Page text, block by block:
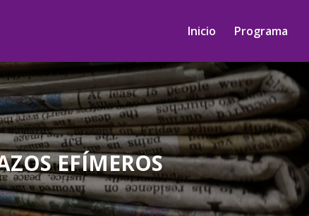
Inicio Programa
EFÍMEROS